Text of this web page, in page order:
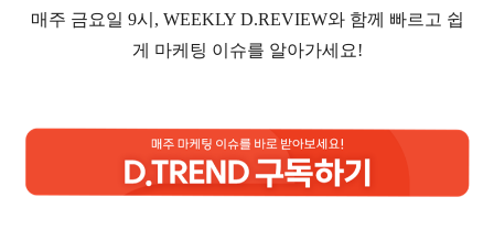
매주 금요일 9시, WEEKLY D.REVIEW와 함께 빠르고 쉽
게 마케팅 이슈를 알아가세요!